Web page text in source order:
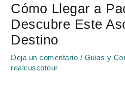
Cómo Llegar a
Descubre Este
Destino
Deja un comentario / Guias y
realcuscotour
entradas